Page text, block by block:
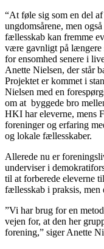
“At føle sig som en del
ungdomsårene, men
fællesskab kan fremme
være gavnligt på længere
for ensomhed senere i
Anette Nielsen, der står
Projektet er kommet i
Nielsen med en
om at byggede bro
HKI har eleverne, mens
foreninger og erfaring
og lokale fællesskaber.
Allerede nu er
underviser i
til at forberede eleverne
fællesskab i praksis,
”Vi har brug for en
vejen for, at den her
forening,” siger Anette